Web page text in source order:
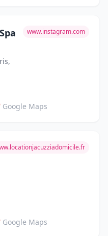
www.instagram.com
Google Maps
Google Maps